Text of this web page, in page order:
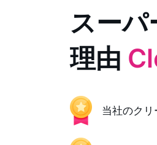
スーパ
理由
当社のク